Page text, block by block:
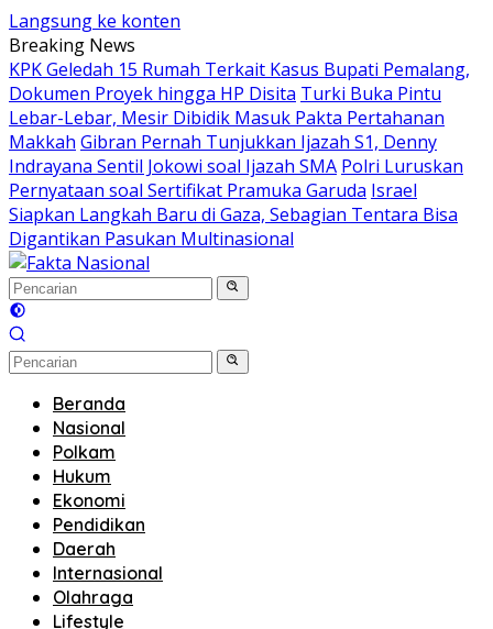
Langsung ke konten
Breaking News
KPK Geledah 15 Rumah Terkait Kasus Bupati Pemalang,
Dokumen Proyek hingga HP Disita Turki Buka Pintu
Lebar-Lebar, Mesir Dibidik Masuk Pakta Pertahanan
Makkah Gibran Pernah Tunjukkan Ijazah S1, Denny
Indrayana Sentil Jokowi soal Ijazah SMA Polri Luruskan
Pernyataan soal Sertifikat Pramuka Garuda Israel
Siapkan Langkah Baru di Gaza, Sebagian Tentara Bisa
Digantikan Pasukan Multinasional
Beranda
Nasional
Polkam
Hukum
Ekonomi
Pendidikan
Daerah
Internasional
Olahraga
Lifestyle